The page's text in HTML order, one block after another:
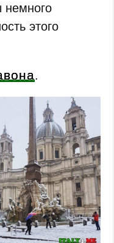
немного
этого
.